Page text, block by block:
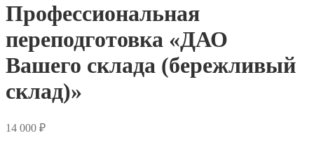
Профессиональная
переподготовка «ДАО
Вашего склада (бережливый
склад)»
14 000 ₽